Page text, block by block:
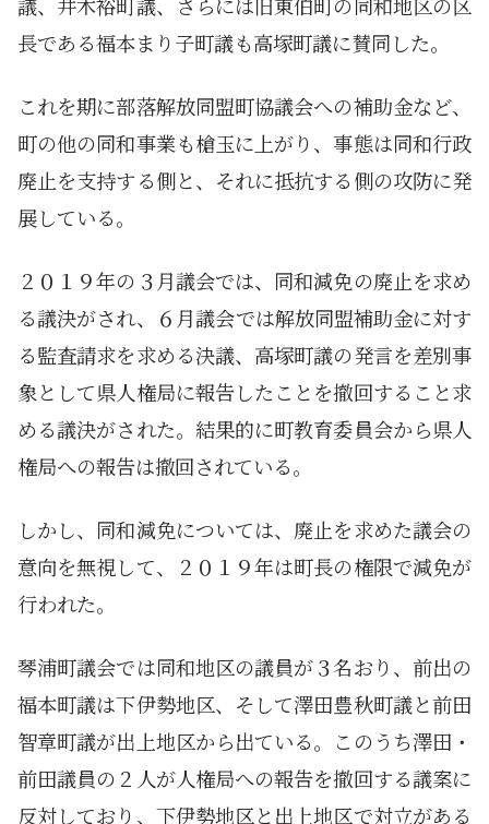
長である福本まり子町議も高塚町議に賛同した。
これを期に部落解放同盟町協議会への補助金など、
町の他の同和事業も槍玉に上がり、事態は同和行政
廃止を支持する側と、それに抵抗する側の攻防に発
展している。
２０１９年の３月議会では、同和減免の廃止を求め
る議決がされ、６月議会では解放同盟補助金に対す
る監査請求を求める決議、高塚町議の発言を差別事
象として県人権局に報告したことを撤回すること求
める議決がされた。結果的に町教育委員会から県人
権局への報告は撤回されている。
しかし、同和減免については、廃止を求めた議会の
意向を無視して、２０１９年は町長の権限で減免が
行われた。
琴浦町議会では同和地区の議員が３名おり、前出の
福本町議は下伊勢地区、そして澤田豊秋町議と前田
智章町議が出上地区から出ている。このうち澤田・
前田議員の２人が人権局への報告を撤回する議案に
反対しており、下伊勢地区と出上地区で対立がある